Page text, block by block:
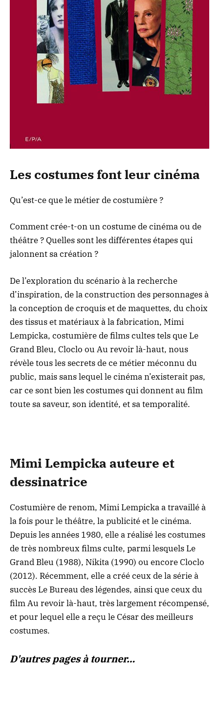
Les costumes font leur cinéma
Qu’est-ce que le métier de costumière ?
Comment crée-t-on un costume de cinéma ou de
théâtre ? Quelles sont les différentes étapes qui
jalonnent sa création ?
De l’exploration du scénario à la recherche
d’inspiration, de la construction des personnages à
la conception de croquis et de maquettes, du choix
des tissus et matériaux à la fabrication, Mimi
Lempicka, costumière de films cultes tels que Le
Grand Bleu, Cloclo ou Au revoir là-haut, nous
révèle tous les secrets de ce métier méconnu du
public, mais sans lequel le cinéma n’existerait pas,
car ce sont bien les costumes qui donnent au film
toute sa saveur, son identité, et sa temporalité.
Mimi Lempicka auteure et
dessinatrice
Costumière de renom, Mimi Lempickaa travaillé à
la fois pour le théâtre, la publicité et le cinéma.
Depuis les années 1980, elle a réalisé les costumes
de très nombreux films culte, parmi lesquels Le
Grand Bleu (1988), Nikita (1990) ou encore Cloclo
(2012). Récemment, elle a créé ceux de la série à
succès Le Bureau des légendes, ainsi que ceux du
film Au revoir là-haut, très largement récompensé,
et pour lequel elle a reçu le César des meilleurs
costumes.
D'autres pages à tourner…